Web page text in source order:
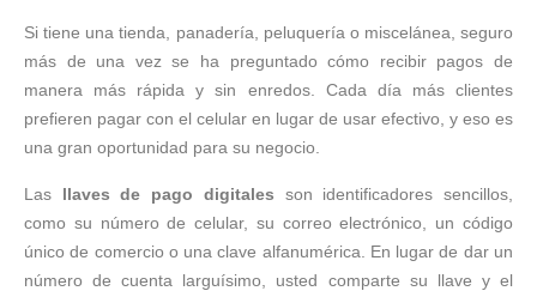
Si tiene una tienda, panadería, peluquería o miscelánea, seguro
más de una vez se ha preguntado cómo recibir pagos de
manera más rápida y sin enredos. Cada día más clientes
prefieren pagar con el celular en lugar de usar efectivo, y eso es
una gran oportunidad para su negocio.
Las llaves de pago digitales son identificadores sencillos,
como su número de celular, su correo electrónico, un código
único de comercio o una clave alfanumérica. En lugar de dar un
número de cuenta larguísimo, usted comparte su llave y el